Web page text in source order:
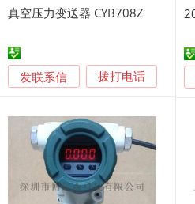
真空压力变送器 CYB708Z
发联系信 拨打电话